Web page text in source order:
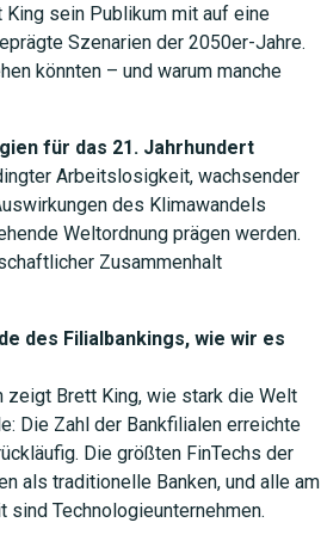
sein Publikum mit auf eine
Szenarien der 2050er-Jahre.
könnten – und warum manche
für das 21. Jahrhundert
Arbeitslosigkeit, wachsender
des Klimawandels
Weltordnung prägen werden.
Zusammenhalt
des Filialbankings, wie wir es
zeigt Brett King, wie stark die Welt
Die Zahl der Bankfilialen erreichte
Die größten FinTechs der
als traditionelle Banken, und alle am
Technologieunternehmen.